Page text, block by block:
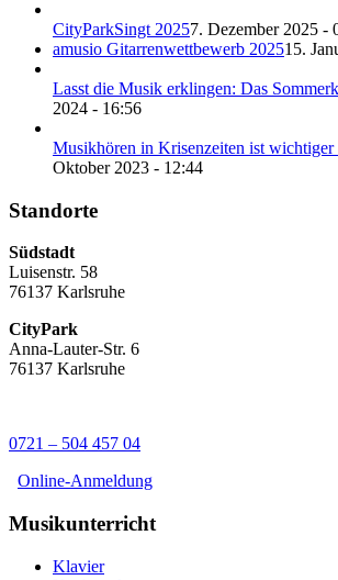
CityParkSingt 20257. Dezember 2025 -
amusio Gitarrenwettbewerb 202515.
Lasst die Musik erklingen: Das
2024 - 16:56
Musikhören in Krisenzeiten ist wichtiger
Oktober 2023 - 12:44
Standorte
Südstadt
Luisenstr. 58
76137 Karlsruhe
CityPark
Anna-Lauter-Str. 6
76137 Karlsruhe
0721 – 504 457 04
Online-Anmeldung
Musikunterricht
Klavier